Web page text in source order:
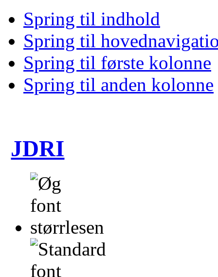
Spring til indhold
Spring til
Spring til første kolonne
Spring til anden kolonne
JDRI